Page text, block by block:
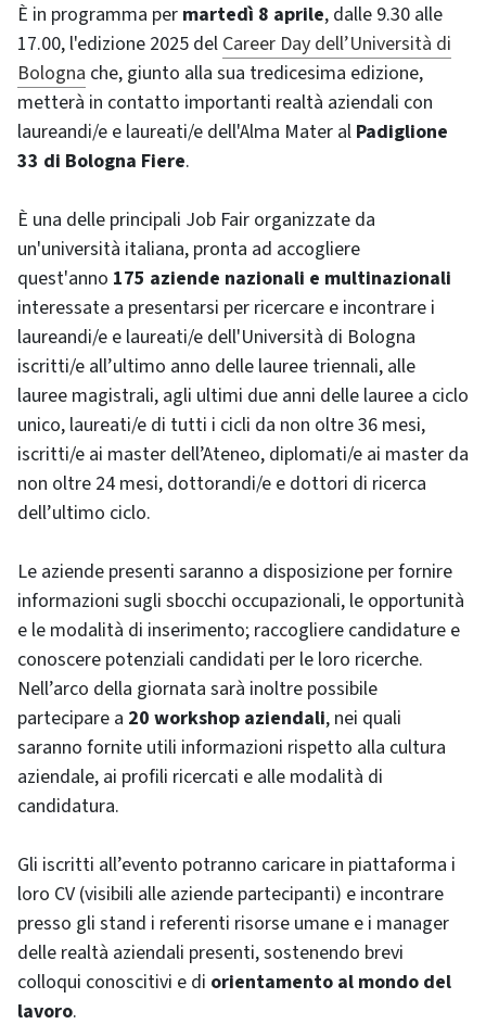
È in programma per martedì 8 aprile, dalle 9.30 alle
17.00, l'edizione 2025 del Career Day dell’Università di
Bologna che, giunto alla sua tredicesima edizione,
metterà in contatto importanti realtà aziendali con
laureandi/e e laureati/e dell'Alma Mater al Padiglione
33 di Bologna Fiere.
È una delle principali Job Fair organizzate da
un'università italiana, pronta ad accogliere
quest'anno 175 aziende nazionali e multinazionali
interessate a presentarsi per ricercare e incontrare i
laureandi/e e laureati/e dell'Università di Bologna
iscritti/e all’ultimo anno delle lauree triennali, alle
lauree magistrali, agli ultimi due anni delle lauree a ciclo
unico, laureati/e di tutti i cicli da non oltre 36 mesi,
iscritti/e ai master dell’Ateneo, diplomati/e ai master da
non oltre 24 mesi, dottorandi/e e dottori di ricerca
dell’ultimo ciclo.
Le aziende presenti saranno a disposizione per fornire
informazioni sugli sbocchi occupazionali, le opportunità
e le modalità di inserimento; raccogliere candidature e
conoscere potenziali candidati per le loro ricerche.
Nell’arco della giornata sarà inoltre possibile
partecipare a 20 workshop aziendali, nei quali
saranno fornite utili informazioni rispetto alla cultura
aziendale, ai profili ricercati e alle modalità di
candidatura.
Gli iscritti all’evento potranno caricare in piattaforma i
loro CV (visibili alle aziende partecipanti) e incontrare
presso gli stand i referenti risorse umane e i manager
delle realtà aziendali presenti, sostenendo brevi
colloqui conoscitivi e di orientamento al mondo del
lavoro.